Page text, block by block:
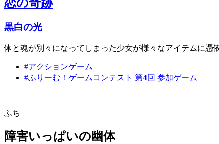
黒白の光
体と魂が別々になってしまった少女が様々なアイテムに憑
#アクションゲーム
#ふりーむ！ゲームコンテスト 第4回 参加ゲーム
ふち
障害いっぱいの幽体